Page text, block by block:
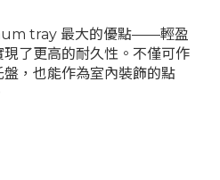
tray 最大的優點——輕盈
了更高的耐久性。不僅可作
，也能作為室內裝飾的點